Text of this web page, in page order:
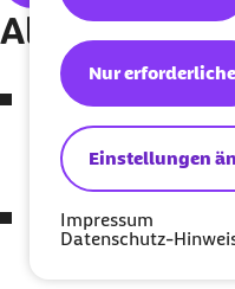
Einstellungen
Nur erforderliche
Impressum
Datenschutz-
Alle Themen
Der Vagusnerv:
Wellness-HypeSo
leistungsfähig im
So trainieren Sie
Sommer